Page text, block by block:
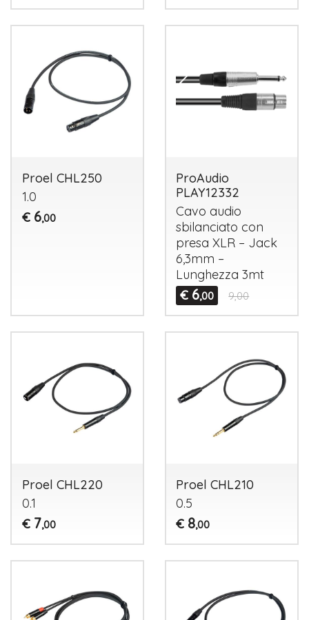
Proel CHL250
1.0
€ 6,00
ProAudio
PLAY12332
Cavo audio
sbilanciato con
presaXLR – Jack
6,3mm –
Lunghezza 3mt
€ 6,00 9,00
Proel CHL220
0.1
€ 7,00
Proel CHL210
0.5
€ 8,00